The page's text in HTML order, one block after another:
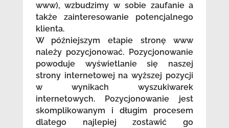
www), wzbudzimy w sobie zaufanie a
także zainteresowanie potencjalnego
klienta.
W późniejszym etapie stronę www
należy pozycjonować. Pozycjonowanie
powoduje wyświetlanie się naszej
strony internetowej na wyższej pozycji
w wynikach wyszukiwarek
internetowych. Pozycjonowanie jest
skomplikowanym i długim procesem
dlatego najlepiej zostawić go